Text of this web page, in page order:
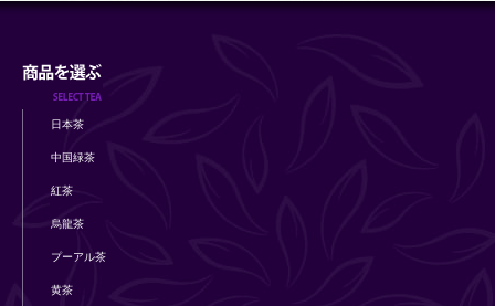
日本茶
中国緑茶
紅茶
烏龍茶
プーアル茶
黄茶